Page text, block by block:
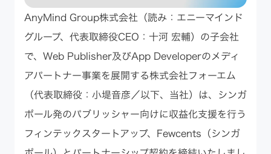
AnyMind Group株式会社（読み：エニーマインド
グループ、代表取締役CEO：十河 宏輔）の子会社
で、Web Publisher及びApp Developerのメディ
アパートナー事業を展開する株式会社フォーエム
（代表取締役：小堤音彦／以下、当社）は、シンガ
ポール発のパブリッシャー向けに収益化支援を行う
フィンテックスタートアップ、Fewcents（シンガ